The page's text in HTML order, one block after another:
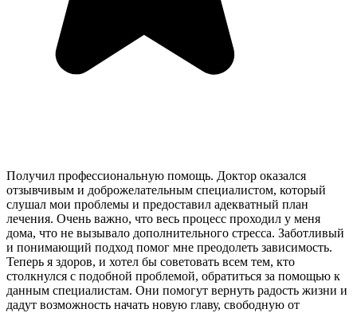
Получил профессиональную помощь. Доктор оказался
отзывчивым и доброжелательным специалистом, который
слушал мои проблемы и предоставил адекватный план
лечения. Очень важно, что весь процесс проходил у меня
дома, что не вызывало дополнительного стресса. Заботливый
и понимающий подход помог мне преодолеть зависимость.
Теперь я здоров, и хотел бы советовать всем тем, кто
столкнулся с подобной проблемой, обратиться за помощью к
данным специалистам. Они помогут вернуть радость жизни и
дадут возможность начать новую главу, свободную от